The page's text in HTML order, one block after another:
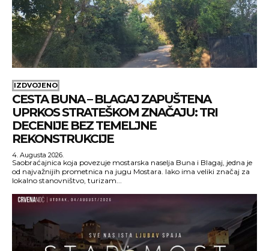
IZDVOJENO
CESTA BUNA – BLAGAJ ZAPUŠTENA
UPRKOS STRATEŠKOM ZNAČAJU: TRI
DECENIJE BEZ TEMELJNE
REKONSTRUKCIJE
4. Augusta 2026.
Saobraćajnica koja povezuje mostarska naselja Buna i Blagaj, jedna je
od najvažnijih prometnica na jugu Mostara. Iako ima veliki značaj za
lokalno stanovništvo, turizam...